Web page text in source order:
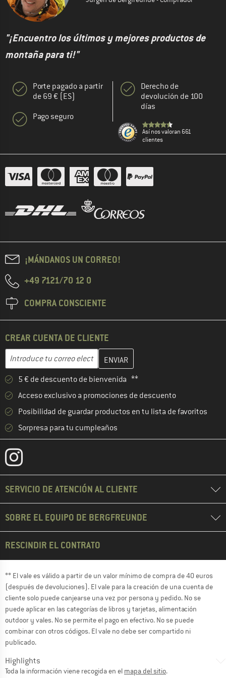
"¡Encuentro los últimos y mejores productos de
montaña para ti!"
Porte pagado a partir
de 69 € (ES)
Pago seguro
Derecho de
devolución de 100
días
Así nos valoran 661
clientes
¡MÁNDANOS UN CORREO!
+49 7121/70 12 0
COMPRA CONSCIENTE
CREAR CUENTA DE CLIENTE
Dirección de correo electrónico
Introduce aquí tu dirección de correo electrónico y crea tu
5 € de descuento de bienvenida **
Acceso exclusivo a promociones de descuento
Posibilidad de guardar productos en tu lista de favoritos
Sorpresa para tu cumpleaños
SERVICIO DE ATENCIÓN AL CLIENTE
SOBRE EL EQUIPO DE BERGFREUNDE
RESCINDIR EL CONTRATO
** El vale es válido a partir de un valor mínimo de compra de 40 euros
(después de devoluciones). El vale para la creación de una cuenta de
cliente solo puede canjearse una vez por persona y pedido. No se
puede aplicar en las categorías de libros y tarjetas, alimentación
outdoor y vales. No se permite el pago en efectivo. No se puede
combinar con otros códigos. El vale no debe ser compartido ni
publicado.
Highlights
Toda la información viene recogida en el mapa del sitio.